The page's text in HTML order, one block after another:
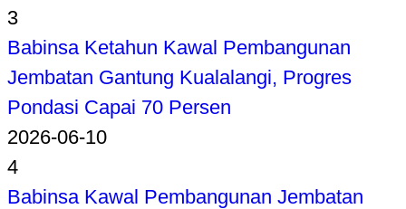
3
Babinsa Ketahun Kawal Pembangunan
Jembatan Gantung Kualalangi, Progres
Pondasi Capai 70 Persen
2026-06-10
4
Babinsa Kawal Pembangunan Jembatan